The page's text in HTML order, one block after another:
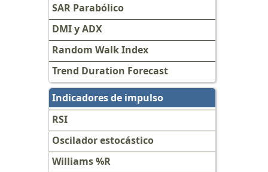
SAR Parabólico
DMI y ADX
Random Walk Index
Trend Duration Forecast
Indicadores de impulso
RSI
Oscilador estocástico
Williams %R